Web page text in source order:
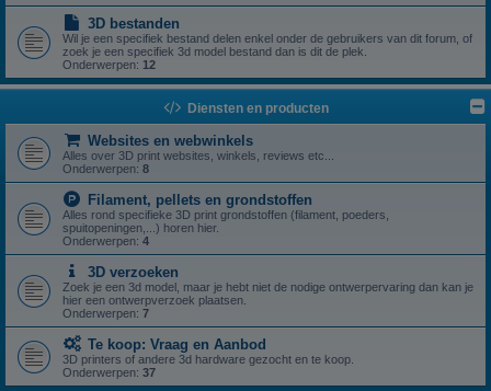
3D bestanden
Wil je een specifiek bestand delen enkel onder de gebruikers van dit forum, of
zoek je een specifiek 3d model bestand dan is dit de plek.
Onderwerpen: 12
Diensten en producten
Websites en webwinkels
Alles over 3D print websites, winkels, reviews etc...
Onderwerpen: 8
Filament, pellets en grondstoffen
Alles rond specifieke 3D print grondstoffen (filament, poeders,
spuitopeningen,...) horen hier.
Onderwerpen: 4
3D verzoeken
Zoek je een 3d model, maar je hebt niet de nodige ontwerpervaring dan kan je
hier een ontwerpverzoek plaatsen.
Onderwerpen: 7
Te koop: Vraag en Aanbod
3D printers of andere 3d hardware gezocht en te koop.
Onderwerpen: 37